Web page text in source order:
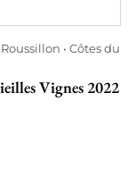
Côtes du
Vignes 2022